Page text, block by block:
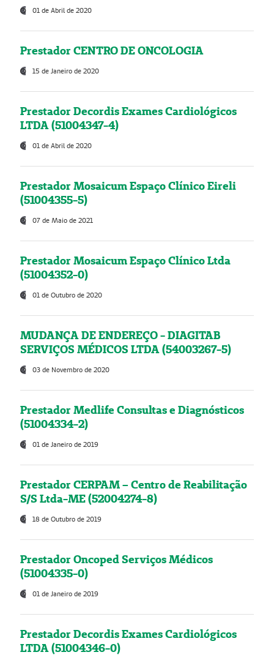
01 de Abril de 2020
Prestador CENTRO DE ONCOLOGIA
15 de Janeiro de 2020
Prestador Decordis Exames Cardiológicos
LTDA (51004347-4)
01 de Abril de 2020
Prestador Mosaicum Espaço Clínico Eireli
(51004355-5)
07 de Maio de 2021
Prestador Mosaicum Espaço Clínico Ltda
(51004352-0)
01 de Outubro de 2020
MUDANÇA DE ENDEREÇO - DIAGITAB
SERVIÇOS MÉDICOS LTDA (54003267-5)
03 de Novembro de 2020
Prestador Medlife Consultas e Diagnósticos
(51004334-2)
01 de Janeiro de 2019
Prestador CERPAM – Centro de Reabilitação
S/S Ltda-ME (52004274-8)
18 de Outubro de 2019
Prestador Oncoped Serviços Médicos
(51004335-0)
01 de Janeiro de 2019
Prestador Decordis Exames Cardiológicos
LTDA (51004346-0)